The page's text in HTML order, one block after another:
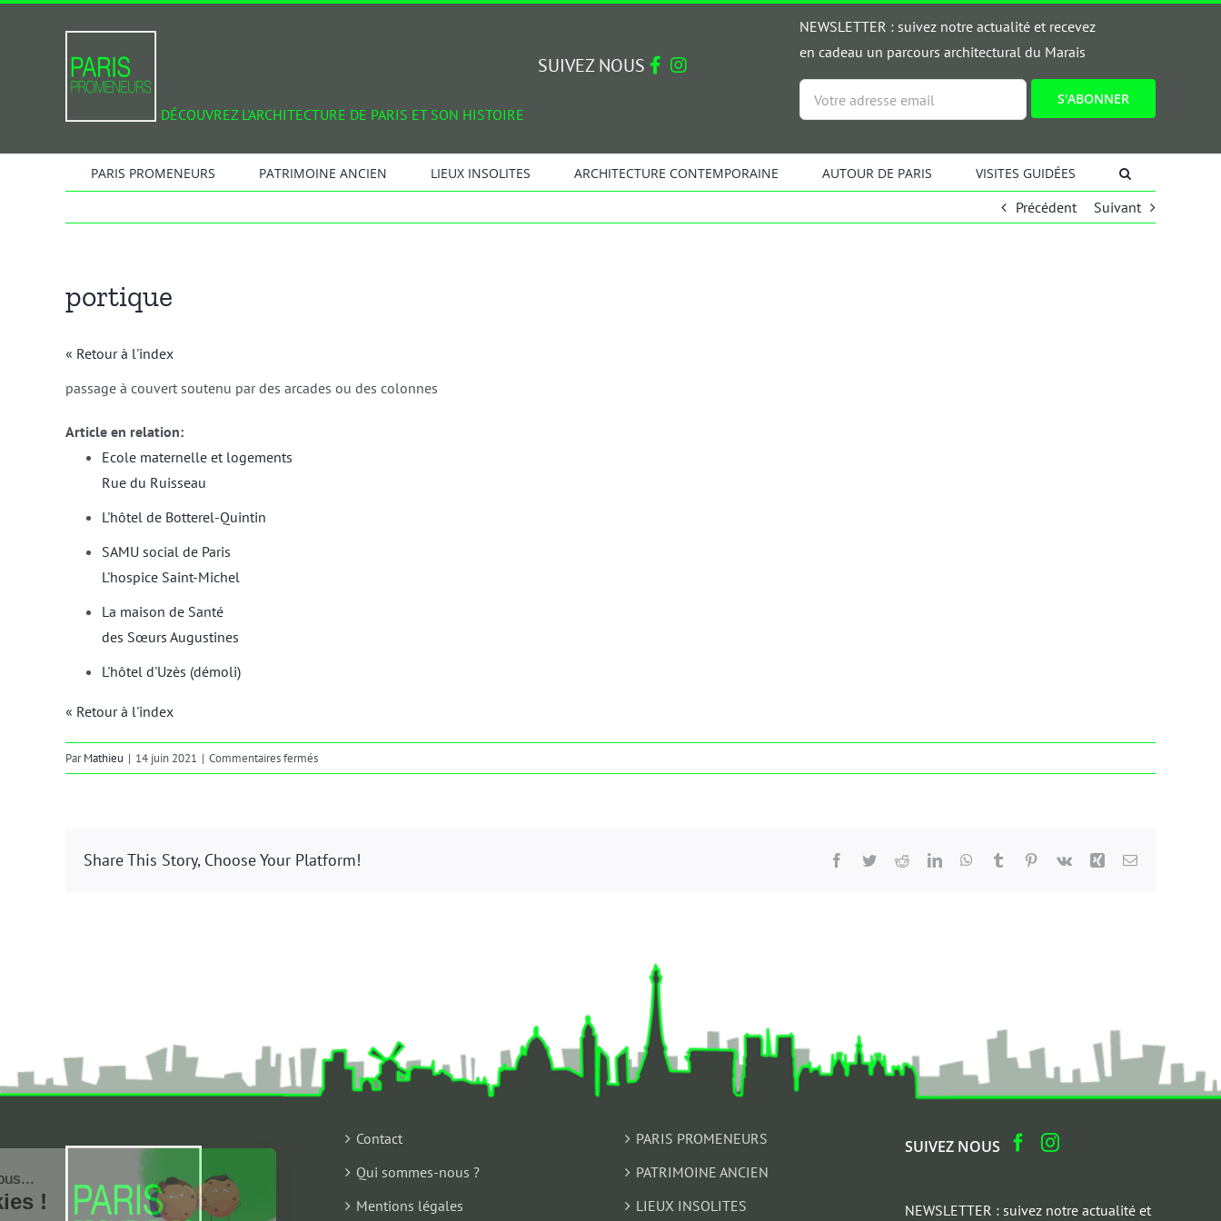
DÉCOUVREZ L'ARCHITECTURE DE PARIS ET SON HISTOIRE
SUIVEZ NOUS
NEWSLETTER : suivez notre actualité et recevez
en cadeau un parcours architectural du Marais
Email
*
PARIS PROMENEURS PATRIMOINE ANCIEN LIEUX INSOLITES ARCHITECTURE CONTEMPORAINE AUTOUR DE PARIS VISITES GUIDÉES
Précédent Suivant
portique
« Retour à l'index
passage à couvert soutenu par des arcades ou des colonnes
Article en relation:
Ecole maternelle et logements
Rue du Ruisseau
L'hôtel de Botterel-Quintin
SAMU social de Paris
L'hospice Saint-Michel
La maison de Santé
des Sœurs Augustines
L'hôtel d'Uzès (démoli)
« Retour à l'index
ParMathieu | 14 juin 2021 | Commentaires ferméssur
portique
Share This Story, Choose Your Platform! Facebook
TwitterRedditLinkedInWhatsApp
Tumblr Pinterest
Vk Xing Email
Contact
Qui sommes-nous ?
Mentions légales
PARIS PROMENEURS
PATRIMOINE ANCIEN
LIEUX INSOLITES
SUIVEZ NOUS
NEWSLETTER : suivez notre actualité et
Salut c'est nous...
les Cookies !